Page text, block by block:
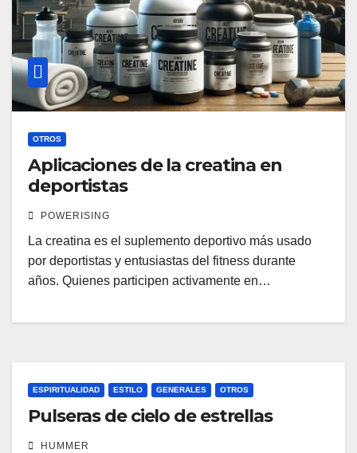
OTROS
Aplicaciones de la creatina en
deportistas
POWERISING
La creatina es el suplemento deportivo más usado
por deportistas y entusiastas del fitness durante
años. Quienes participen activamente en…
ESPIRITUALIDAD ESTILO GENERALES OTROS
Pulseras de cielo de estrellas
HUMMER